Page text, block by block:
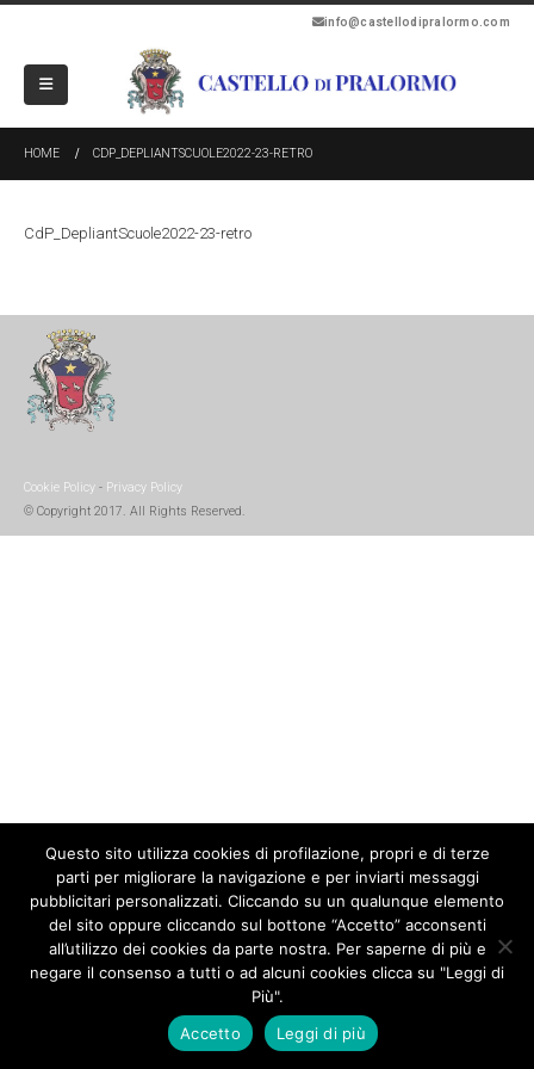
info@castellodipralormo.com
HOME CDP_DEPLIANTSCUOLE2022-23-RETRO
CdP_DepliantScuole2022-23-retro
Cookie Policy - Privacy Policy
© Copyright 2017. All Rights Reserved.
Questo sito utilizza cookies di profilazione, propri e di terze
parti per migliorare la navigazione e per inviarti messaggi
pubblicitari personalizzati. Cliccando su un qualunque elemento
del sito oppure cliccando sul bottone “Accetto” acconsenti
all’utilizzo dei cookies da parte nostra. Per saperne di più e
negare il consenso a tutti o ad alcuni cookies clicca su "Leggi di
Più".
Accetto
Leggi di più